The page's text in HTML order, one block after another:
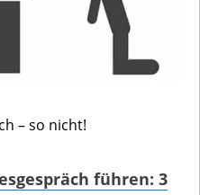
– so nicht!
führen: 3